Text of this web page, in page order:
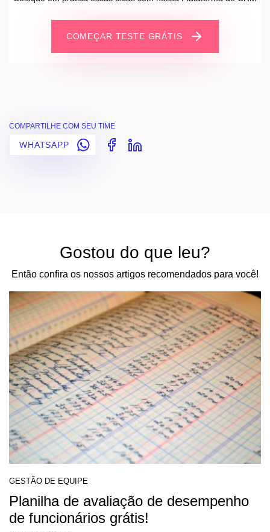
COMEÇAR TESTE GRÁTIS
COMPARTILHE COM SEU TIME
WHATSAPP
Gostou do que leu?
Então confira os nossos artigos recomendados para você!
GESTÃO DE EQUIPE
Planilha de avaliação de desempenho
de funcionários grátis!